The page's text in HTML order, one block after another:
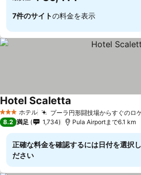
7件のサイトの料金を表示
3 ホテルのランク
ホテル プーラ円形闘技場からすぐのロ
Hotel Scaletta
8.2 満足 1,734 Pula Airportまで6.1 km
正確な料金を確認するには日付を選択
ださい